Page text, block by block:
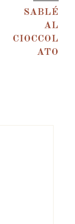
SABLÉ
AL
CIOCCOL
ATO